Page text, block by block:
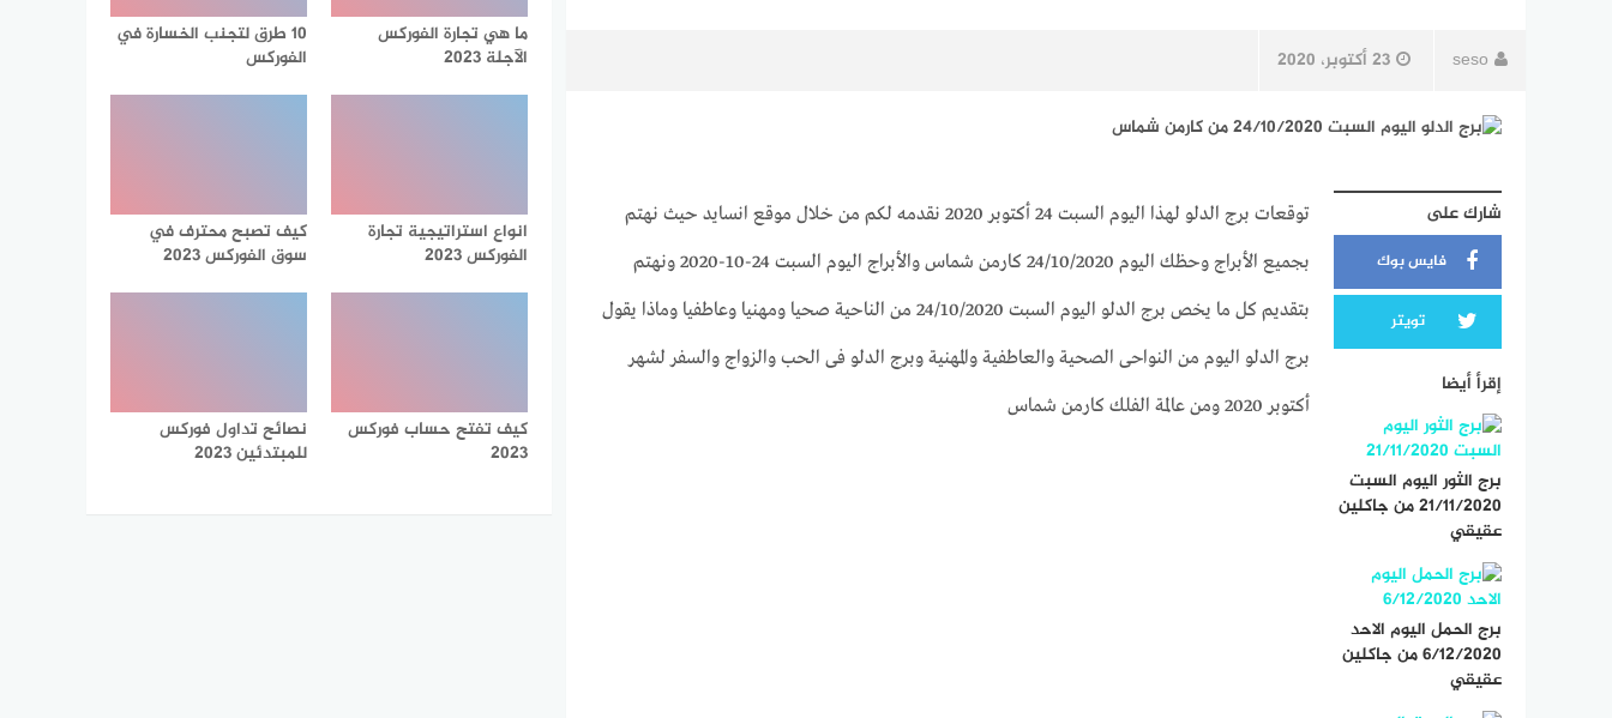
seso 23 أكتوبر، 2020
توقعات برج الدلو لهذا اليوم السبت 24 أكتوبر 2020 نقدمه لكم من خلال موقع انسايد حيث نهتم
بجميع الأبراج وحظك اليوم 24/10/2020 كارمن شماس والأبراج اليوم السبت 24-10-2020 ونهتم
بتقديم كل ما يخص برج الدلو اليوم السبت 24/10/2020 من الناحية صحيا ومهنيا وعاطفيا وماذا يقول
برج الدلو اليوم من النواحى الصحية والعاطفية والمهنية وبرج الدلو فى الحب والزواج والسفر لشهر
أكتوبر 2020 ومن عالمة الفلك كارمن شماس
شارك على
فايس بوك
تويتر
إقرأ أيضا
برج الثور اليوم السبت
21/11/2020 من جاكلين
عقيقي
برج الحمل اليوم الاحد
6/12/2020 من جاكلين
عقيقي
ما هي تجارة الفوركس
الآجلة 2023
10 طرق لتجنب الخسارة في
الفوركس
انواع استراتيجية تجارة
الفوركس 2023
كيف تصبح محترف في
سوق الفوركس 2023
كيف تفتح حساب فوركس
2023
نصائح تداول فوركس
للمبتدئين 2023